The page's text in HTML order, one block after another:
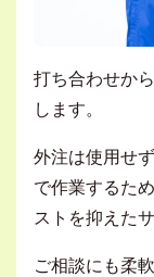
打ち合わせか
します。
外注は使用せ
で作業するた
ストを抑えた
ご相談にも柔